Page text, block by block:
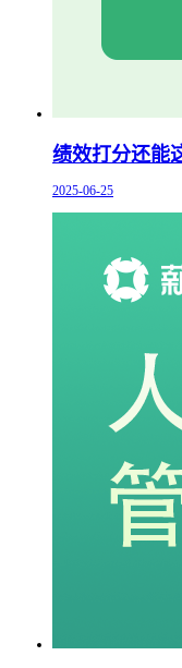
绩效打分还能
2025-06-25